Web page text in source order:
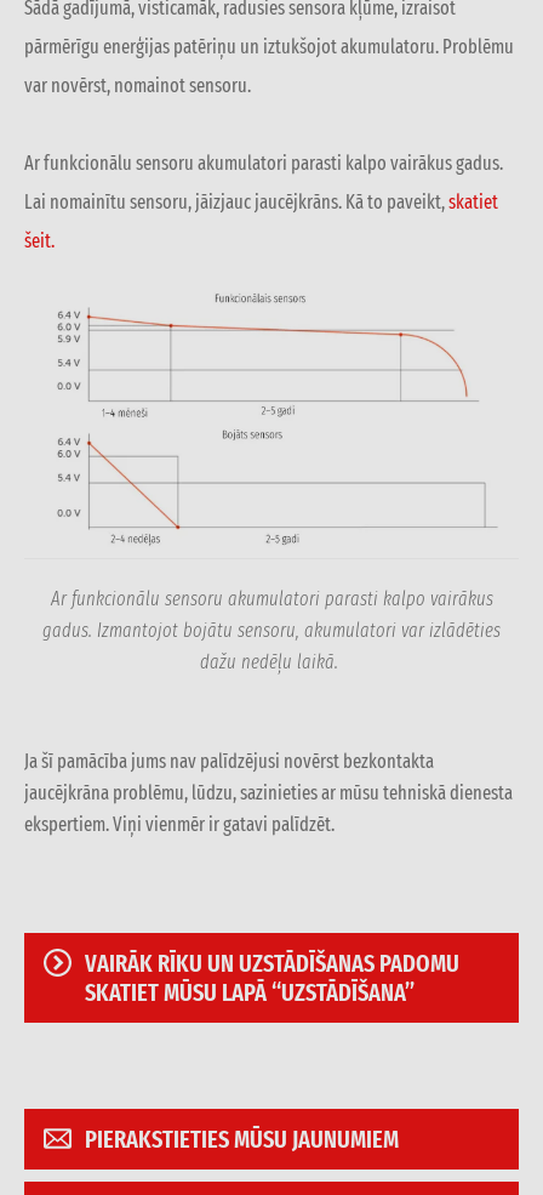
Šādā gadījumā, visticamāk, radusies sensora kļūme, izraisot
pārmērīgu enerģijas patēriņu un iztukšojot akumulatoru. Problēmu
var novērst, nomainot sensoru.
Ar funkcionālu sensoru akumulatori parasti kalpo vairākus gadus.
Lai nomainītu sensoru, jāizjauc jaucējkrāns. Kā to paveikt,skatiet
šeit.
Ar funkcionālu sensoru akumulatori parasti kalpo vairākus
gadus. Izmantojot bojātu sensoru, akumulatori var izlādēties
dažu nedēļu laikā.
Ja šī pamācība jums nav palīdzējusi novērst bezkontakta
jaucējkrāna problēmu, lūdzu, sazinieties ar mūsu tehniskā dienesta
ekspertiem. Viņi vienmēr ir gatavi palīdzēt.
VAIRĀK RĪKU UN UZSTĀDĪŠANAS PADOMU
SKATIET MŪSU LAPĀ “UZSTĀDĪŠANA”
PIERAKSTIETIES MŪSU JAUNUMIEM